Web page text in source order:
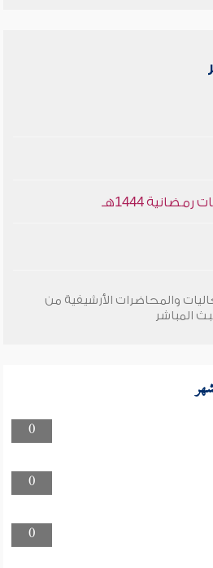
1444هـ
والمحاضرات الأرشيفية من
المباشر
0
0
0